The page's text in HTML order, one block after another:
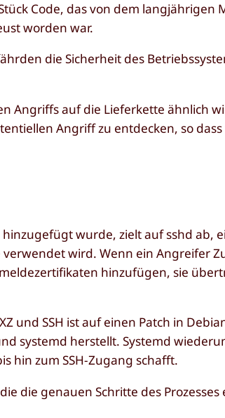
Code, das von dem langjährigen
worden war.
die Sicherheit des
Angriffs auf die Lieferkette ähnlich
Angriff zu entdecken, so dass
hinzugefügt wurde, zielt aufsshd ab,
wird. Wenn ein Angreifer
hinzufügen, sie
und SSH ist auf einen Patch in
systemd herstellt. Systemd
hin zum SSH-Zugang schafft.
die genauen Schritte des Prozesses